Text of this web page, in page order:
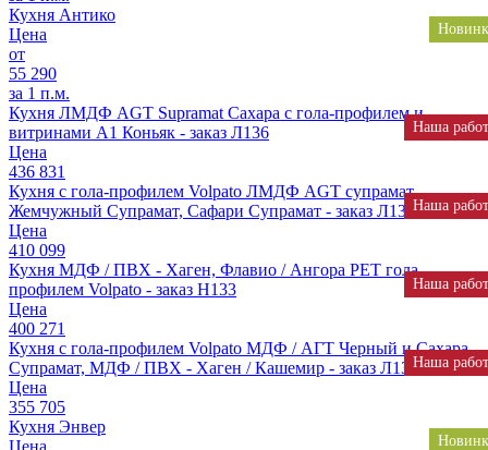
Кухня Антико
Цена
от
55 290
за 1 п.м.
Наша
Кухня ЛМДФ AGT Supramat Сахара с гола-профилем и
витринами A1 Коньяк - заказ Л136
Цена
436 831
Наша
Кухня с гола-профилем Volpato ЛМДФ AGT супрамат
Жемчужный Супрамат, Сафари Супрамат - заказ Л133
Цена
410 099
Наша
Кухня МДФ / ПВХ - Хаген, Флавио / Ангора РЕТ гола-
профилем Volpato - заказ Н133
Цена
400 271
Наша
Кухня с гола-профилем Volpato МДФ / АГТ Черный и Сахара
Супрамат, МДФ / ПВХ - Хаген / Кашемир - заказ Л132
Цена
355 705
Кухня Энвер